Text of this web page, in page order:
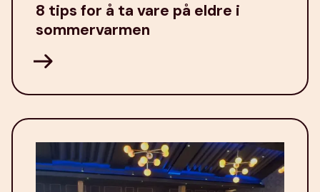
8 tips for å ta vare på eldre i
sommervarmen